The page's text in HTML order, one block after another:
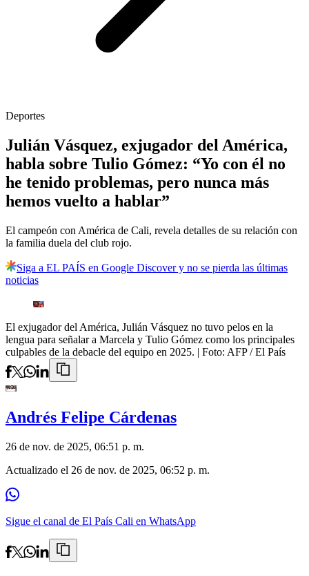
Deportes
Julián Vásquez, exjugador del América,
habla sobre Tulio Gómez: “Yo con él no
he tenido problemas, pero nunca más
hemos vuelto a hablar”
El campeón con América de Cali, revela detalles de su relación con
la familia duela del club rojo.
Siga a EL PAÍS en Google Discover y no se pierda las últimas
noticias
El exjugador del América, Julián Vásquez no tuvo pelos en la
lengua para señalar a Marcela y Tulio Gómez como los principales
culpables de la debacle del equipo en 2025. | Foto: AFP / El País
Andrés Felipe Cárdenas
26 de nov. de 2025, 06:51 p. m.
Actualizado el 26 de nov. de 2025, 06:52 p. m.
Sigue el canal de El País Cali en WhatsApp